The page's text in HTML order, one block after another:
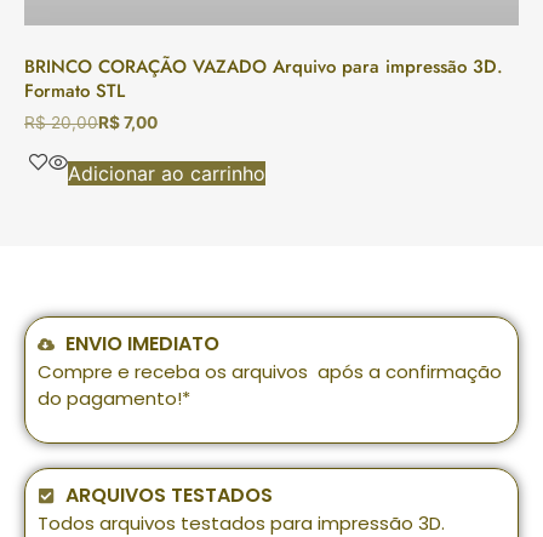
BRINCO CORAÇÃO VAZADO Arquivo para impressão 3D.
Formato STL
R$20,00R$7,00
Adicionar ao carrinho
ENVIO IMEDIATO
Compre e receba os arquivos após a confirmação
do pagamento!*
ARQUIVOS TESTADOS
Todos arquivos testados para impressão 3D.